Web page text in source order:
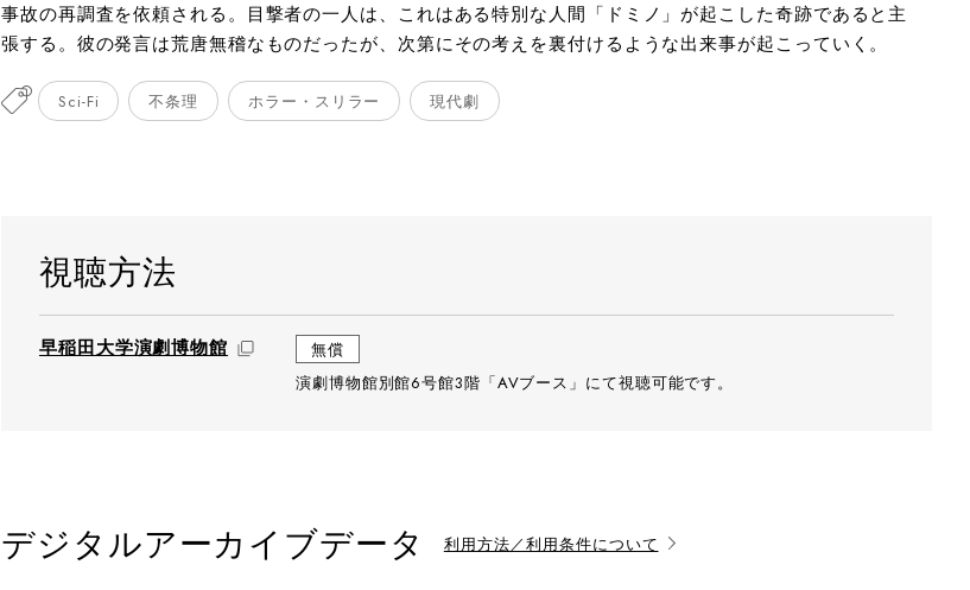
事故の再調査を依頼される。目撃者の一人は、これはある特別な人間「ドミノ」が起こした奇跡であると主
張する。彼の発言は荒唐無稽なものだったが、次第にその考えを裏付けるような出来事が起こっていく。
Sci-Fi 不条理 ホラー・スリラー 現代劇
視聴方法
早稲田大学演劇博物館
無償
演劇博物館別館6号館3階「AVブース」にて視聴可能です。
デジタルアーカイブデータ 利用方法／利用条件について